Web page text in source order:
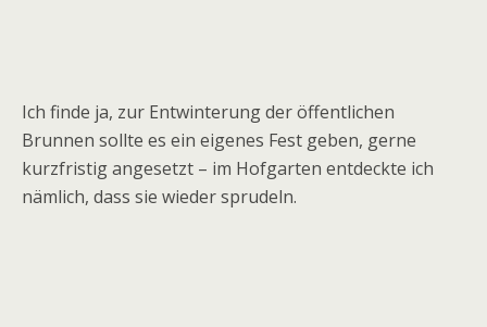
Ich finde ja, zur Entwinterung der öffentlichen
Brunnen sollte es ein eigenes Fest geben, gerne
kurzfristig angesetzt – im Hofgarten entdeckte ich
nämlich, dass sie wieder sprudeln.